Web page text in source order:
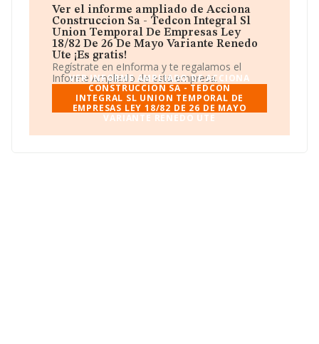
Construccion Sa - Tedcon Integral Sl Union
Temporal De Empresas Ley 18/82 De 26 De Mayo
Variante Renedo Utese registra como Unión
temporal de empresas.
Ver el informe ampliado de Acciona
Construccion Sa - Tedcon Integral Sl
Union Temporal De Empresas Ley
18/82 De 26 De Mayo Variante Renedo
Ute ¡Es gratis!
Regístrate en eInforma y te regalamos el
Informe Ampliado de esta empresa.
VER INFORME AMPLIADO DE ACCIONA
CONSTRUCCION SA - TEDCON
INTEGRAL SL UNION TEMPORAL DE
EMPRESAS LEY 18/82 DE 26 DE MAYO
VARIANTE RENEDO UTE